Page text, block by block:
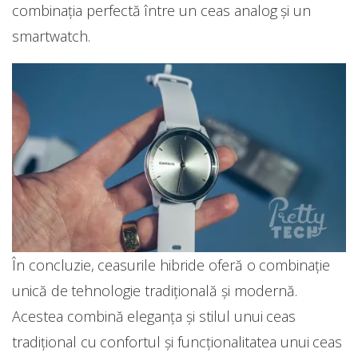
combinația perfectă între un ceas analog și un
smartwatch.
În concluzie, ceasurile hibride oferă o combinație
unică de tehnologie tradițională și modernă.
Acestea combină eleganța și stilul unui ceas
tradițional cu confortul și funcționalitatea unui ceas